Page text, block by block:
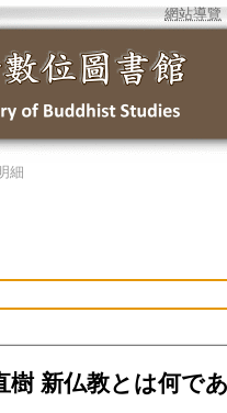
網站導覽
細
樹 新仏教とは何で